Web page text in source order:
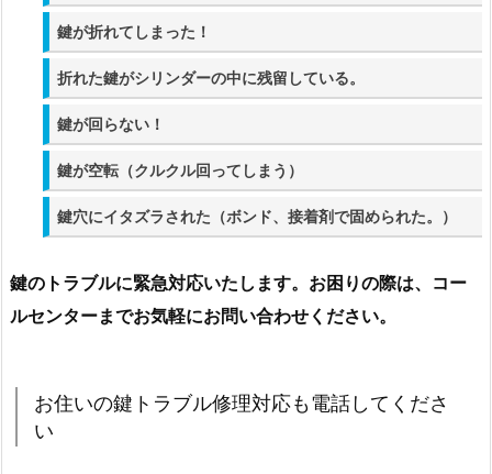
店
舗
の
鍵
ト
ラ
ブ
対
東
鍵が折れてしまった！
折れた鍵がシリンダーの中に残留している。
鍵が回らない！
鍵が空転（クルクル回ってしまう）
鍵穴にイタズラされた（ボンド、接着剤で固められた。）
鍵のトラブルに緊急対応いたします。お困りの際は、コー
ルセンターまでお気軽にお問い合わせください。
お住いの鍵トラブル修理対応も電話してくださ
い